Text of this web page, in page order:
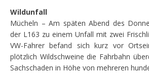
Wildunfall
Mücheln – Am späten Abend des
der L163 zu einem Unfall mit zwei
VW-Fahrer befand sich kurz vor
plötzlich Wildschweine die Fahrbahn
Sachschaden in Höhe von mehreren